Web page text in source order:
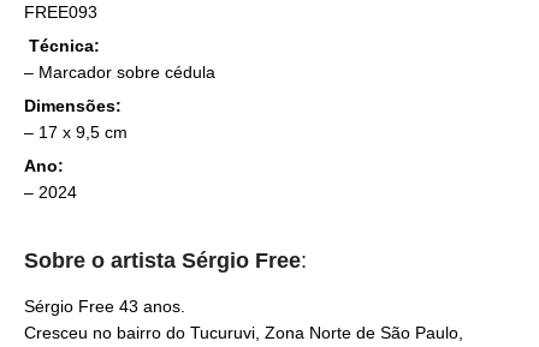
FREE093
Técnica:
– Marcador sobre cédula
Dimensões:
– 17 x 9,5 cm
Ano:
– 2024
Sobre o artista Sérgio Free:
Sérgio Free 43 anos.
Cresceu no bairro do Tucuruvi, Zona Norte de São Paulo,